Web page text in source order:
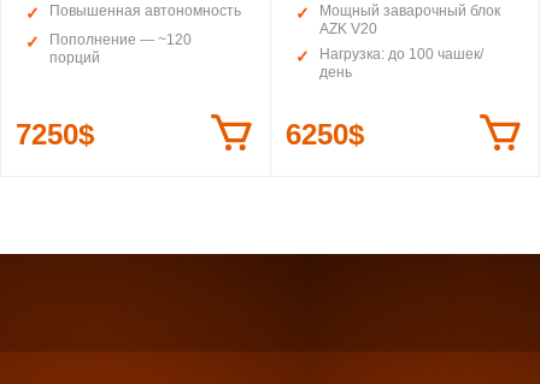
Повышенная автономность
Пополнение — ~120
порций
7250$
Мощный заварочный блок
AZK V20
Нагрузка: до 100 чашек/
день
6250$